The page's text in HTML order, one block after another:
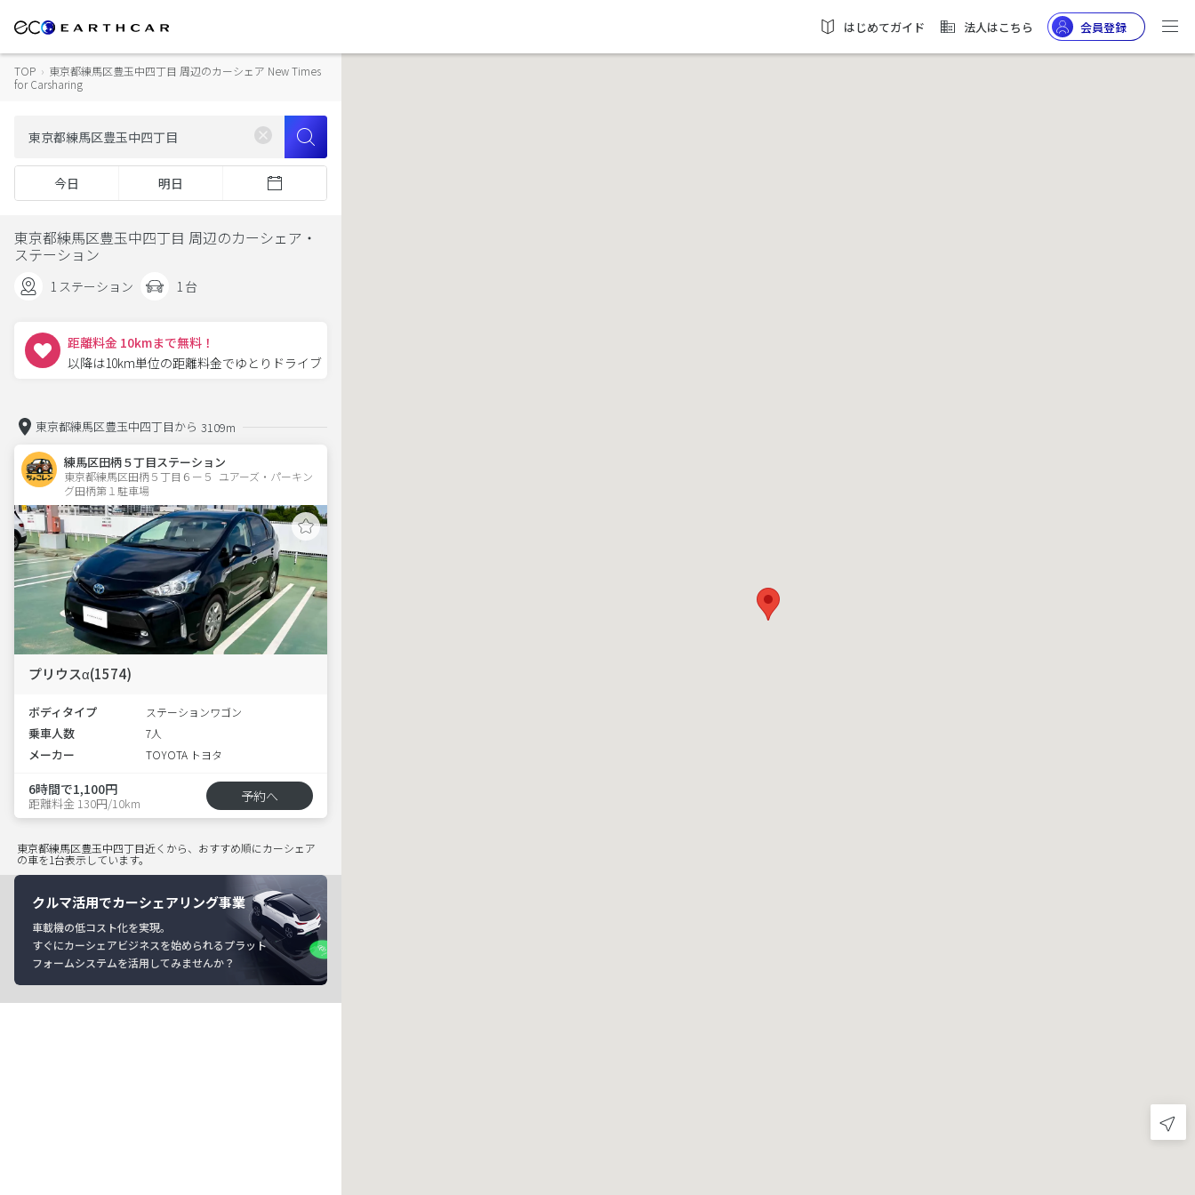
はじめてガイド 法人はこちら 会員登録
TOP › 東京都練馬区豊玉中四丁目 周辺のカーシェア New Times
for Carsharing
今日 明日
東京都練馬区豊玉中四丁目 周辺のカーシェア・
ステーション
1 ステーション 1 台
距離料金 10kmまで無料！
以降は10km単位の距離料金でゆとりドライブ
東京都練馬区豊玉中四丁目から 3109m
練馬区田柄５丁目ステーション
東京都練馬区田柄５丁目６ー５  ユアーズ・パーキン
グ田柄第１駐車場
プリウスα(1574)
ボディタイプ ステーションワゴン
乗車人数 7人
メーカー TOYOTA トヨタ
6時間で1,100円
距離料金 130円/10km 予約へ
東京都練馬区豊玉中四丁目近くから、おすすめ順にカーシェア
の車を1台表示しています。
クルマ活用でカーシェアリング事業
車載機の低コスト化を実現。
すぐにカーシェアビジネスを始められるプラット
フォームシステムを活用してみませんか？